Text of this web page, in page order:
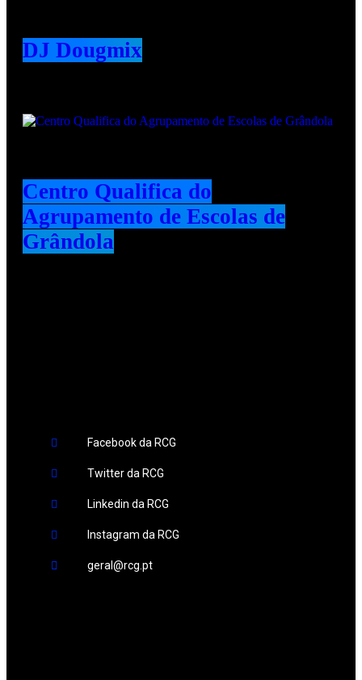
DJ Dougmix
Centro Qualifica do
Agrupamento de Escolas de
Grândola
Facebook da RCG
Twitter da RCG
Linkedin da RCG
Instagram da RCG
geral@rcg.pt